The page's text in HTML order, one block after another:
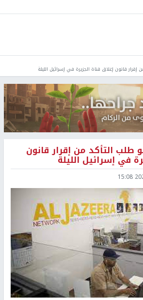
إقرار قانون إغلاق قناة الجزيرة في إسرائيل الليلة
طلب التأكد من إقرار قانون
في إسرائيل الليلة